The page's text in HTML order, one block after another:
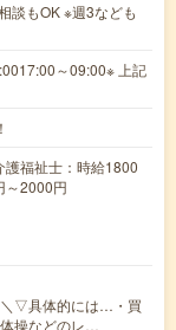
談もOK ※週3なども
～09:00※ 上記
福祉士：時給1800
～2000円
＼▽具体的には…・買
操などのレ…